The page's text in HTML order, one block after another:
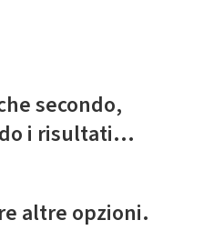
secondo,
i risultati...
altre opzioni.